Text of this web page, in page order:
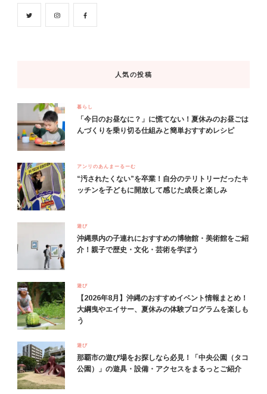
人気の投稿
暮らし
「今日のお昼なに？」に慌てない！夏休みのお昼ごは
んづくりを乗り切る仕組みと簡単おすすめレシピ
アンリのあんまーるーむ
“汚されたくない”を卒業！自分のテリトリーだったキ
ッチンを子どもに開放して感じた成長と楽しみ
遊び
沖縄県内の子連れにおすすめの博物館・美術館をご紹
介！親子で歴史・文化・芸術を学ぼう
遊び
【2026年8月】沖縄のおすすめイベント情報まとめ！
大綱曳やエイサー、夏休みの体験プログラムを楽しも
う
遊び
那覇市の遊び場をお探しなら必見！「中央公園（タコ
公園）」の遊具・設備・アクセスをまるっとご紹介